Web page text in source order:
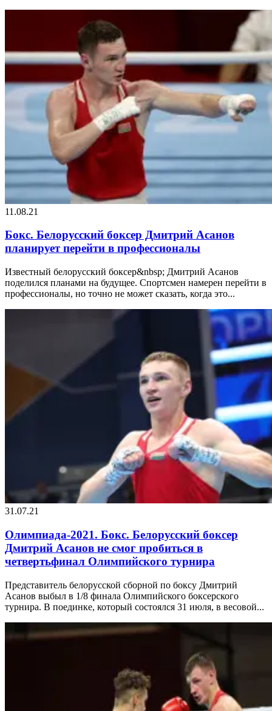
11.08.21
Бокс. Белорусский боксер Дмитрий Асанов
планирует перейти в профессионалы
Известный белорусский боксер&nbsp; Дмитрий Асанов
поделился планами на будущее. Спортсмен намерен перейти в
профессионалы, но точно не может сказать, когда это...
31.07.21
Олимпиада-2021. Бокс. Белорусский боксер
Дмитрий Асанов не смог пробиться в
четвертьфинал Олимпийского турнира
Представитель белорусской сборной по боксу Дмитрий
Асанов выбыл в 1/8 финала Олимпийского боксерского
турнира. В поединке, который состоялся 31 июля, в весовой...